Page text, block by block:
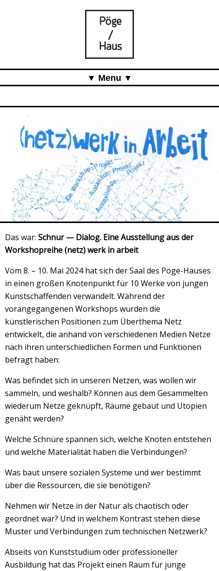
Menu
Über uns
Was ist das Pöge-Haus?
Team
Organisation
Mitarbeit
Veranstaltungsrückblick
Kontakt und Anfahrt
Räume mieten
#4696 (no title)
Presse/Newsletter
Das war: Schnur — Dialog. Eine Ausstellung aus der
Workshopreihe (netz) werk in arbeit
Vom 8. – 10. Mai 2024 hat sich der Saal des Pöge-Hauses
in einen großen Knotenpunkt für 10 Werke von jungen
Kunstschaffenden verwandelt. Während der
vorangegangenen Workshops wurden die
künstlerischen Positionen zum Überthema Netz
entwickelt, die anhand von verschiedenen Medien Netze
nach ihren unterschiedlichen Formen und Funktionen
befragt haben:
Was befindet sich in unseren Netzen, was wollen wir
sammeln, und weshalb? Können aus dem Gesammelten
wiederum Netze geknüpft, Räume gebaut und Utopien
genäht werden?
Welche Schnüre spannen sich, welche Knoten entstehen
und welche Materialität haben die Verbindungen?
Was baut unsere sozialen Systeme und wer bestimmt
über die Ressourcen, die sie benötigen?
Nehmen wir Netze in der Natur als chaotisch oder
geordnet war? Und in welchem Kontrast stehen diese
Muster und Verbindungen zum technischen Netzwerk?
Abseits von Kunststudium oder professioneller
Ausbildung hat das Projekt einen Raum für junge